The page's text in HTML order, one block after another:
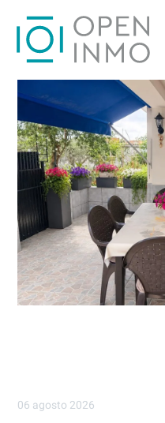
06 agosto 2026